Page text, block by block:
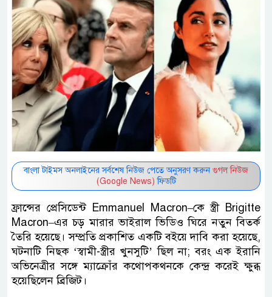
বাংলা টাইমস অনলাইনের সর্বশেষ নিউজ পেতে অনুসরণ করুন গুগল নিউজ
(Google News) ফিডটি
ফ্রান্সের প্রেসিডেন্ট Emmanuel Macron–কে স্ত্রী Brigitte
Macron–এর চড় মারার ভাইরাল ভিডিও ঘিরে নতুন বিতর্ক
তৈরি হয়েছে। সম্প্রতি প্রকাশিত একটি বইয়ে দাবি করা হয়েছে,
ঘটনাটি নিছক ‘স্বামী-স্ত্রীর খুনসুটি’ ছিল না; বরং এক ইরানি
অভিনেত্রীর সঙ্গে ম্যাক্রোঁর কথোপকথনকে কেন্দ্র করেই ক্ষুব্ধ
হয়েছিলেন ব্রিজিট।